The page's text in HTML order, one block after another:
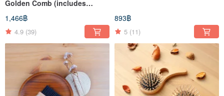
Golden Comb (includes
storage pouch and cleaning
brush)
1,466฿
4.9 (39)
893฿
5 (11)